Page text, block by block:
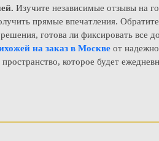
Изучите независимые отзывы на
прямые впечатления.
готова ли фиксировать все
на заказ в Москве от
которое будет